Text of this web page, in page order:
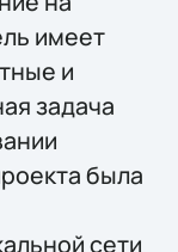
имеет
и
задача
была
сети